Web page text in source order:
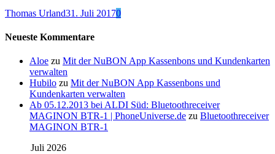
Thomas Urland31. Juli 20170
Neueste Kommentare
Aloe zu Mit der NuBON App Kassenbons und Kundenkarten
verwalten
Hubilo zu Mit der NuBON App Kassenbons und
Kundenkarten verwalten
Ab 05.12.2013 bei ALDI Süd: Bluetoothreceiver
MAGINON BTR-1 | PhoneUniverse.de zu Bluetoothreceiver
MAGINON BTR-1
Juli 2026